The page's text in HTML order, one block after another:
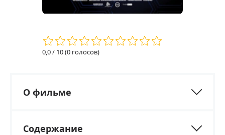
0,0/ 10 (0 голосов)
О фильме
Содержание